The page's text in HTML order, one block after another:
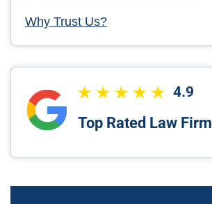
Why Trust Us?
4.9
Top Rated Law Firm